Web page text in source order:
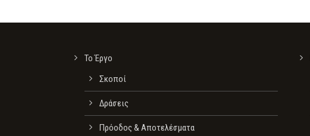
Το Έργο
Σκοποί
Δράσεις
Πρόοδος & Αποτελέσματα